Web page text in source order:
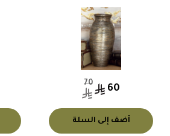
60
70
أضف إلى السلة